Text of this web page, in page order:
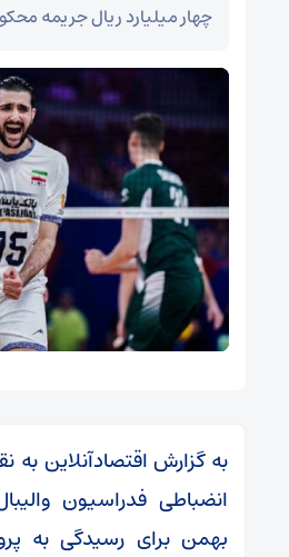
چهار میلیارد ریال جریمه
به گزارش اقتصادآنلاین به
بهمن برای رسیدگی به